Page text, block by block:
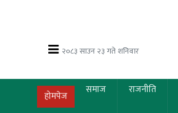
२०८३ साउन २३ गते शनिवार
होमपेज समाज राजनीति